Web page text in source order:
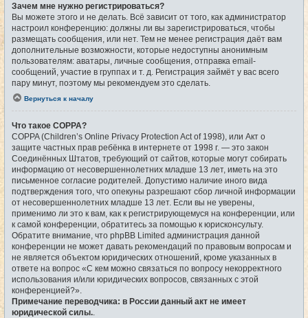
Зачем мне нужно регистрироваться?
Вы можете этого и не делать. Всё зависит от того, как администратор
настроил конференцию: должны ли вы зарегистрироваться, чтобы
размещать сообщения, или нет. Тем не менее регистрация даёт вам
дополнительные возможности, которые недоступны анонимным
пользователям: аватары, личные сообщения, отправка email-
сообщений, участие в группах и т. д. Регистрация займёт у вас всего
пару минут, поэтому мы рекомендуем это сделать.
Вернуться к началу
Что такое COPPA?
COPPA (Children’s Online Privacy Protection Act of 1998), или Акт о
защите частных прав ребёнка в интернете от 1998 г. — это закон
Соединённых Штатов, требующий от сайтов, которые могут собирать
информацию от несовершеннолетних младше 13 лет, иметь на это
письменное согласие родителей. Допустимо наличие иного вида
подтверждения того, что опекуны разрешают сбор личной информации
от несовершеннолетних младше 13 лет. Если вы не уверены,
применимо ли это к вам, как к регистрирующемуся на конференции, или
к самой конференции, обратитесь за помощью к юрисконсульту.
Обратите внимание, что phpBB Limited администрация данной
конференции не может давать рекомендаций по правовым вопросам и
не является объектом юридических отношений, кроме указанных в
ответе на вопрос «С кем можно связаться по вопросу некорректного
использования и/или юридических вопросов, связанных с этой
конференцией?».
Примечание переводчика: в России данный акт не имеет
юридической силы.